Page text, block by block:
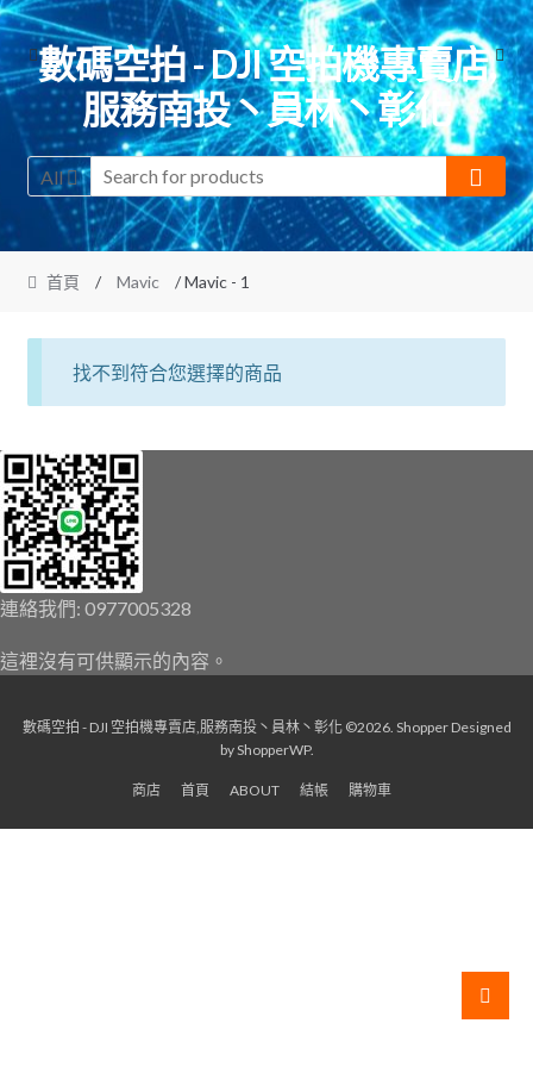
Skip
to
navigation
Skip
to
content
數碼空拍 - DJI 空拍機專賣店,
服務南投丶員林丶彰化
All
首頁 / Mavic / Mavic - 1
找不到符合您選擇的商品
連絡我們: 0977005328
這裡沒有可供顯示的內容。
數碼空拍 - DJI 空拍機專賣店,服務南投丶員林丶彰化 ©2026. ShopperDesigned
byShopperWP.
商店 首頁 ABOUT 結帳 購物車